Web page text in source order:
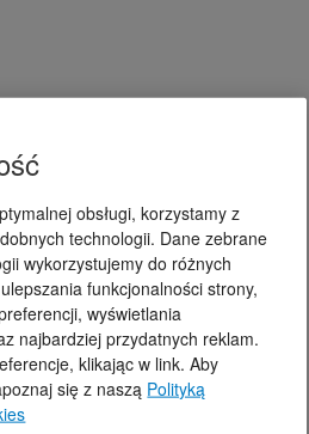
obsługi, korzystamy z
technologii. Dane zebrane
wykorzystujemy do różnych
funkcjonalności strony,
wyświetlania
najbardziej przydatnych reklam.
klikając w link. Aby
się z naszą Polityką